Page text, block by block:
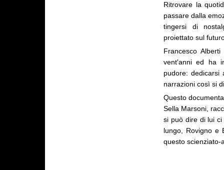
Ritrovare la
passare dalla
tingersi di
proiettato sul
Francesco
vent'anni ed ha
pudore:
narrazioni così si
Questo
Sella Marsoni,
si può dire di lui
lungo, Rovigno e
questo scienziato-